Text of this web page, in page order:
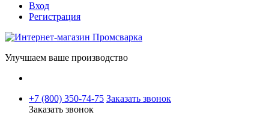
Вход
Регистрация
Улучшаем ваше производство
+7 (800) 350-74-75 Заказать звонок
Заказать звонок